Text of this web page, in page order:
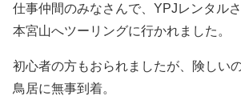
仕事仲間のみなさんで、YPJレンタル
本宮山へツーリングに行かれました。
初心者の方もおられましたが、険しい
鳥居に無事到着。